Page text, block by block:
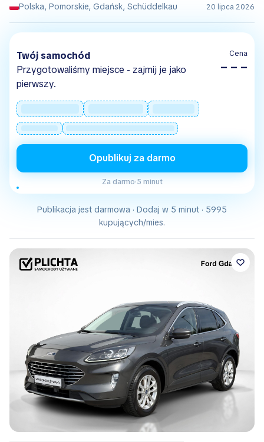
Polska, Pomorskie, Gdańsk, Schüddelkau
20 lipca 2026
Twój samochód
Przygotowaliśmy miejsce - zajmij je jako
pierwszy.
Cena
– – –
Opublikuj za darmo
Za darmo·5 minut
Publikacja jest darmowa · Dodaj w 5 minut · 5995
kupujących/mies.